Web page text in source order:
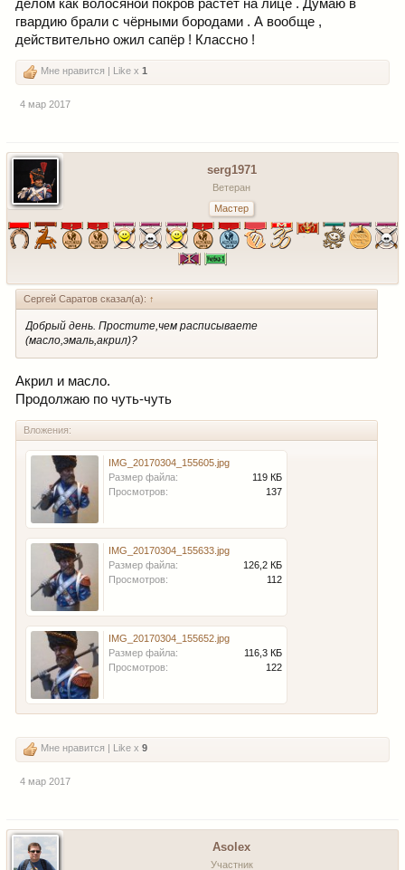
делом как волосяной покров растёт на лице . Думаю в
гвардию брали с чёрными бородами . А вообще ,
действительно ожил сапёр ! Классно !
Мне нравится | Like x 1
4 мар 2017
serg1971
Ветеран
Мастер
Сергей Cаратов сказал(а): ↑
Добрый день. Простите,чем расписываете
(масло,эмаль,акрил)?
Акрил и масло.
Продолжаю по чуть-чуть
Вложения:
IMG_20170304_155605.jpg
Размер файла:
119 КБ
Просмотров:
137
IMG_20170304_155633.jpg
Размер файла:
126,2 КБ
Просмотров:
112
IMG_20170304_155652.jpg
Размер файла:
116,3 КБ
Просмотров:
122
Мне нравится | Like x 9
4 мар 2017
Asolex
Участник